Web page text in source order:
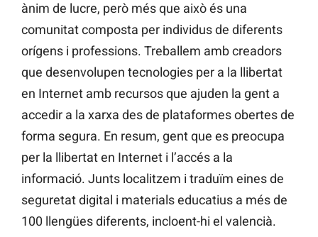
ànim de lucre, però més que això és una
comunitat composta per individus de diferents
orígens i professions. Treballem amb creadors
que desenvolupen tecnologies per a la llibertat
en Internet amb recursos que ajuden la gent a
accedir a la xarxa des de plataformes obertes de
forma segura. En resum, gent que es preocupa
per la llibertat en Internet i l’accés a la
informació. Junts localitzem i traduïm eines de
seguretat digital i materials educatius a més de
100 llengües diferents, incloent-hi el valencià.